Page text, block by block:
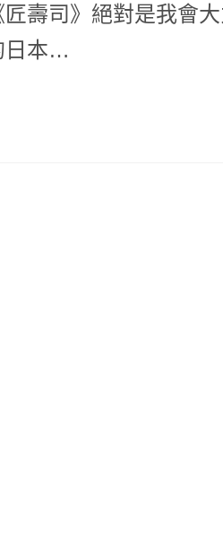
壽司》絕對是我會
日本…